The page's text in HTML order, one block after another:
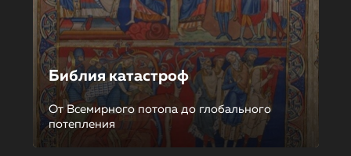
Библия катастроф
От Всемирного потопа до глобального
потепления